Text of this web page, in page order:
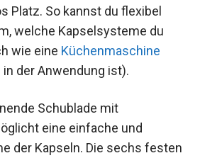
Platz. So kannst du flexibel
welche Kapselsysteme du
wie eine Küchenmaschine
der Anwendung ist).
Schublade mit
eine einfache und
der Kapseln. Die sechs festen